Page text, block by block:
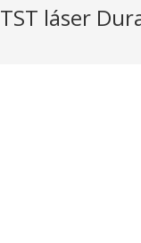
láser